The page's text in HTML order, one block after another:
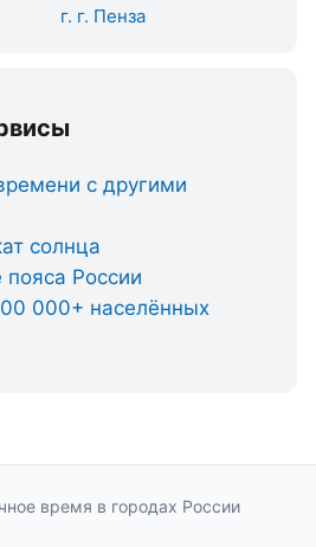
г. г. Пенза
с другими
солнца
России
000+ населённых
время в городах России